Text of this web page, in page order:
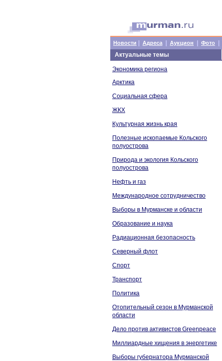
Новости Адреса Аукцион Фото
Актуальные темы
Экономика региона
Арктика
Социальная сфера
ЖКХ
Культурная жизнь края
Полезные ископаемые Кольского
полуострова
Природа и экология Кольского
полуострова
Нефть и газ
Международное сотрудничество
Выборы в Мурманске и области
Образование и наука
Радиационная безопасность
Северный флот
Спорт
Транспорт
Политика
Отопительный сезон в Мурманской
области
Дело против активистов Greenpeace
Миллиардные хищения в энергетике
Выборы губернатора Мурманской